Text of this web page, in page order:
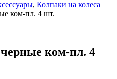
, Колпаки на колеса
ком-пл. 4 шт.
ком-пл. 4